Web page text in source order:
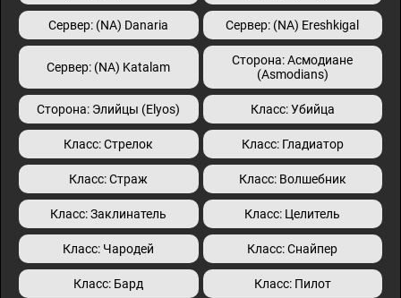
Сервер: (NA) Danaria Сервер: (NA) Ereshkigal
Сервер: (NA) Katalam
Сторона: Асмодиане
(Asmodians)
Сторона: Элийцы (Elyos) Класс: Убийца
Класс: Стрелок Класс: Гладиатор
Класс: Страж Класс: Волшебник
Класс: Заклинатель Класс: Целитель
Класс: Чародей Класс: Снайпер
Класс: Бард Класс: Пилот